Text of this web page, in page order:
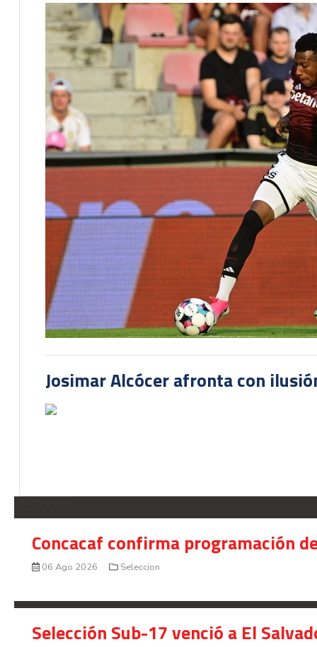
Josimar Alcócer afronta con
Concacaf confirma programación
06 Ago 2026 Seleccion
Selección Sub-17 venció a El